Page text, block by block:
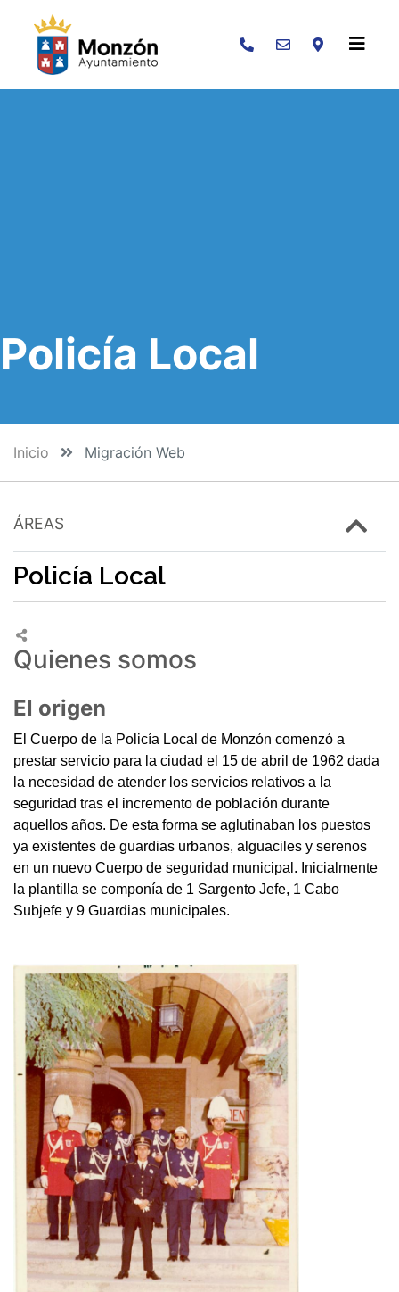
Buscar
Policía Local
Inicio Migración Web
ÁREAS
Policía Local
Quienes somos
El origen
El Cuerpo de la Policía Local de Monzón comenzó a
prestar servicio para la ciudad el 15 de abril de 1962 dada
la necesidad de atender los servicios relativos a la
seguridad tras el incremento de población durante
aquellos años. De esta forma se aglutinaban los puestos
ya existentes de guardias urbanos, alguaciles y serenos
en un nuevo Cuerpo de seguridad municipal. Inicialmente
la plantilla se componía de 1 Sargento Jefe, 1 Cabo
Subjefe y 9 Guardias municipales.